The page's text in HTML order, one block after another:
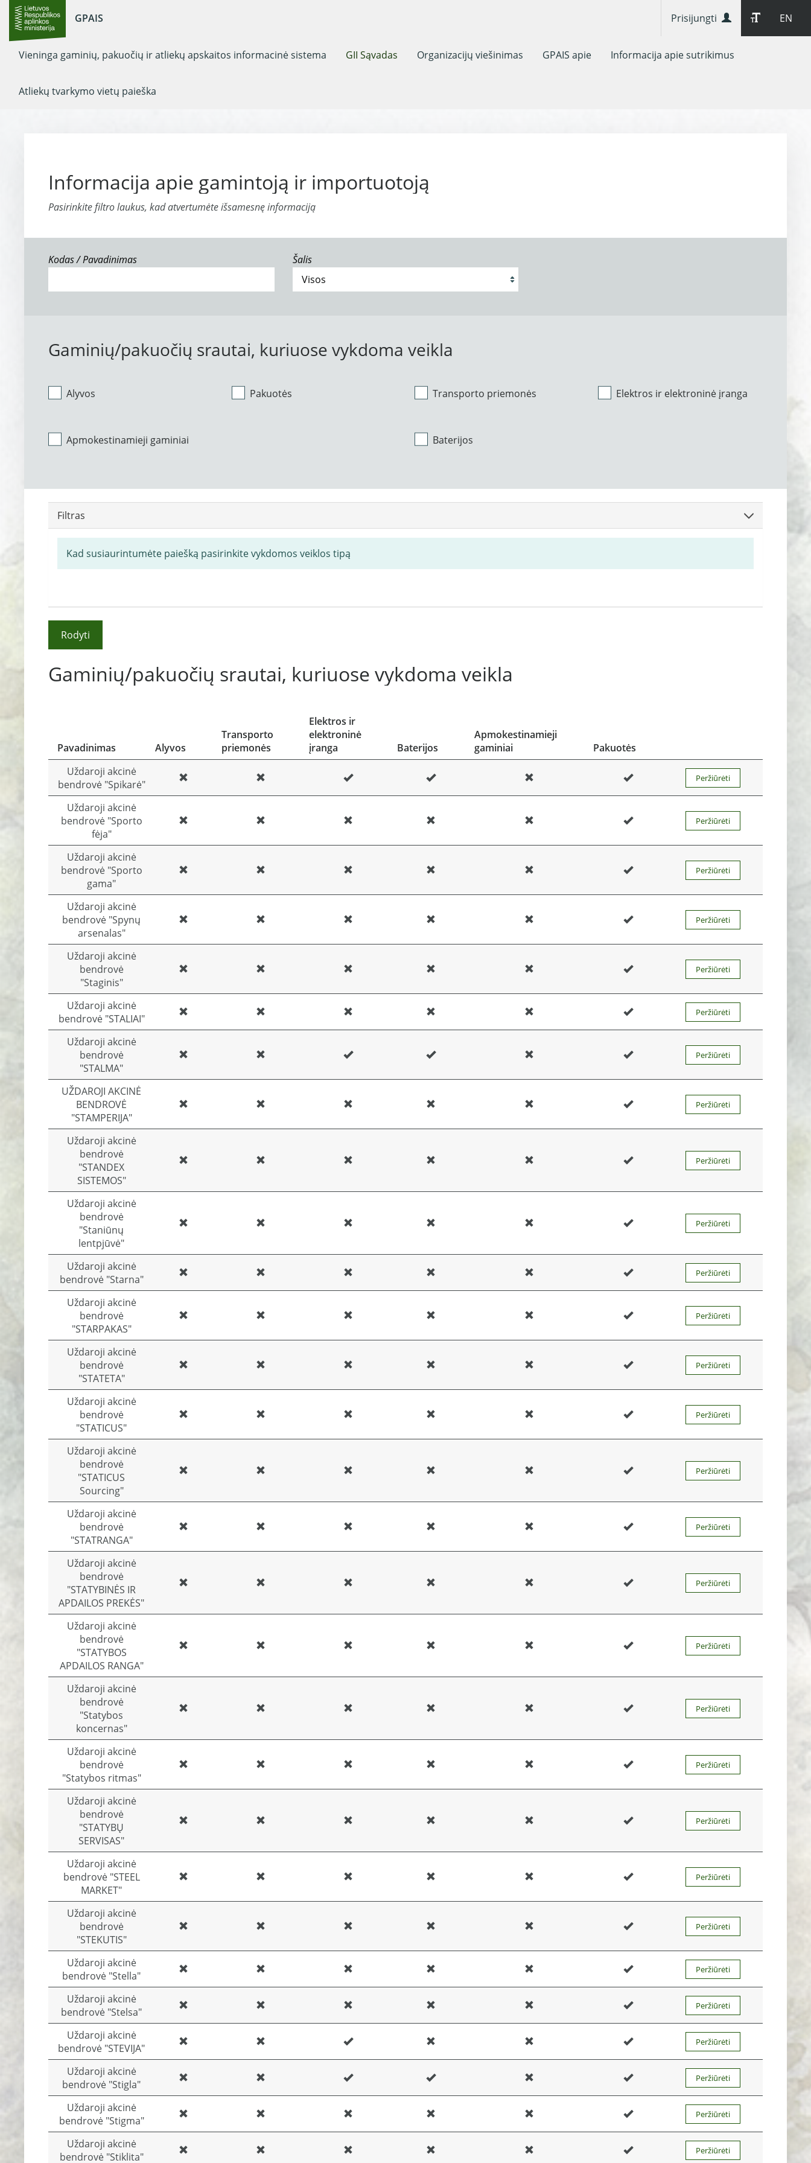
GPAIS EN
Prisijungti
Vieninga gaminių, pakuočių ir atliekų apskaitos informacinė sistema GII Sąvadas Organizacijų viešinimas GPAIS apie Informacija apie sutrikimus
Atliekų tvarkymo vietų paieška
Informacija apie gamintoją ir importuotoją
Pasirinkite filtro laukus, kad atvertumėte išsamesnę informaciją
Kodas / Pavadinimas Šalis
Gaminių/pakuočių srautai, kuriuose vykdoma veikla
Alyvos Pakuotės Transporto priemonės Elektros ir elektroninė įranga
Apmokestinamieji gaminiai Baterijos
Filtras
Kad susiaurintumėte paiešką pasirinkite vykdomos veiklos tipą
Rodyti
Gaminių/pakuočių srautai, kuriuose vykdoma veikla
Pavadinimas Alyvos
Transporto
priemonės
Elektros ir
elektroninė
įranga
Baterijos
Apmokestinamieji
gaminiai
Pakuotės
Uždaroji akcinė
bendrovė "Spikarė"
Peržiūrėti
Uždaroji akcinė
bendrovė "Sporto
fėja"
Peržiūrėti
Uždaroji akcinė
bendrovė "Sporto
gama"
Peržiūrėti
Uždaroji akcinė
bendrovė "Spynų
arsenalas"
Peržiūrėti
Uždaroji akcinė
bendrovė
"Staginis"
Peržiūrėti
Uždaroji akcinė
bendrovė "STALIAI"
Peržiūrėti
Uždaroji akcinė
bendrovė
"STALMA"
Peržiūrėti
UŽDAROJI AKCINĖ
BENDROVĖ
"STAMPERIJA"
Peržiūrėti
Uždaroji akcinė
bendrovė
"STANDEX
SISTEMOS"
Peržiūrėti
Uždaroji akcinė
bendrovė
"Staniūnų
lentpjūvė"
Peržiūrėti
Uždaroji akcinė
bendrovė "Starna"
Peržiūrėti
Uždaroji akcinė
bendrovė
"STARPAKAS"
Peržiūrėti
Uždaroji akcinė
bendrovė
"STATETA"
Peržiūrėti
Uždaroji akcinė
bendrovė
"STATICUS"
Peržiūrėti
Uždaroji akcinė
bendrovė
"STATICUS
Sourcing"
Peržiūrėti
Uždaroji akcinė
bendrovė
"STATRANGA"
Peržiūrėti
Uždaroji akcinė
bendrovė
"STATYBINĖS IR
APDAILOS PREKĖS"
Peržiūrėti
Uždaroji akcinė
bendrovė
"STATYBOS
APDAILOS RANGA"
Peržiūrėti
Uždaroji akcinė
bendrovė
"Statybos
koncernas"
Peržiūrėti
Uždaroji akcinė
bendrovė
"Statybos ritmas"
Peržiūrėti
Uždaroji akcinė
bendrovė
"STATYBŲ
SERVISAS"
Peržiūrėti
Uždaroji akcinė
bendrovė "STEEL
MARKET"
Peržiūrėti
Uždaroji akcinė
bendrovė
"STEKUTIS"
Peržiūrėti
Uždaroji akcinė
bendrovė "Stella"
Peržiūrėti
Uždaroji akcinė
bendrovė "Stelsa"
Peržiūrėti
Uždaroji akcinė
bendrovė "STEVIJA"
Peržiūrėti
Uždaroji akcinė
bendrovė "Stigla"
Peržiūrėti
Uždaroji akcinė
bendrovė "Stigma"
Peržiūrėti
Uždaroji akcinė
bendrovė "Stiklita"
Peržiūrėti